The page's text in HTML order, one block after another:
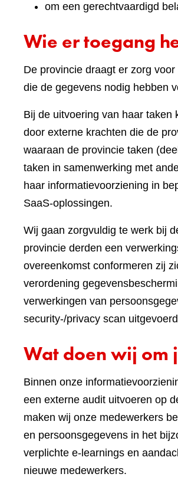
om een gerechtvaardigd
Wie er toegang
De provincie draagt er zorg
die de gegevens nodig hebben
Bij de uitvoering van haar taken
door externe krachten die de
waaraan de provincie taken
taken in samenwerking met
haar informatievoorziening in
SaaS-oplossingen.
Wij gaan zorgvuldig te werk bij
provincie derden een
overeenkomst conformeren zij
verordening
verwerkingen van
security-/privacy scan
Wat doen wij om
Binnen onze
een externe audit uitvoeren op
maken wij onze medewerkers
en persoonsgegevens in het
verplichte e-learnings en
nieuwe medewerkers.